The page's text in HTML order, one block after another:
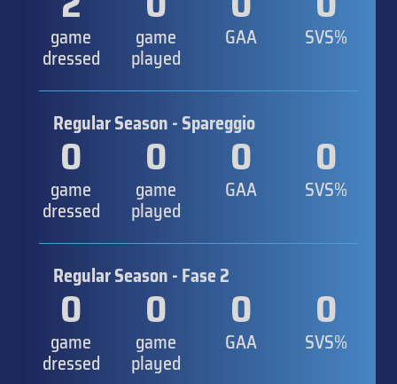
game
dressed
game
played
GAA SVS%
Regular Season - Spareggio
0
game
dressed
0
game
played
0
GAA
0
SVS%
Regular Season - Fase 2
0
game
dressed
0
game
played
0
GAA
0
SVS%